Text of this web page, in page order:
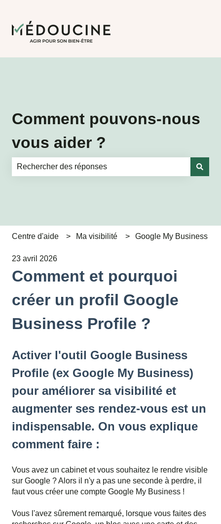
Comment pouvons-nous
vous aider ?
Centre d'aide Ma visibilité Google My Business
23 avril 2026
Comment et pourquoi
créer un profil Google
Business Profile ?
Activer l'outil Google Business
Profile (ex Google My Business)
pour améliorer sa visibilité et
augmenter ses rendez-vous est un
indispensable. On vous explique
comment faire :
Vous avez un cabinet et vous souhaitez le rendre visible
sur Google ? Alors il n'y a pas une seconde à perdre, il
faut vous créer une compte Google My Business !
Vous l'avez sûrement remarqué, lorsque vous faites des